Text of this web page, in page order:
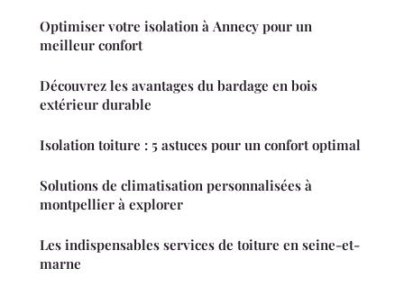
Optimiser votre isolation à Annecy pour un
meilleur confort
Découvrez les avantages du bardage en bois
extérieur durable
Isolation toiture : 5 astuces pour un confort optimal
Solutions de climatisation personnalisées à
montpellier à explorer
Les indispensables services de toiture en seine-et-
marne